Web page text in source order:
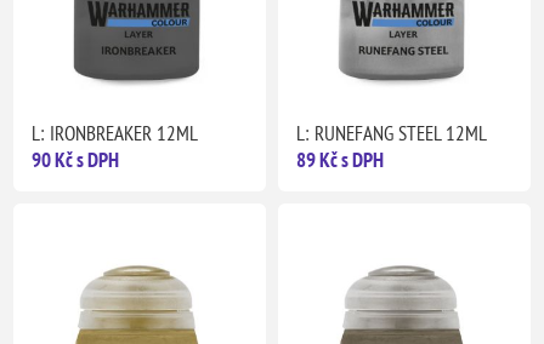
L: IRONBREAKER 12ML
90 Kč s DPH
L: RUNEFANG STEEL 12ML
89 Kč s DPH